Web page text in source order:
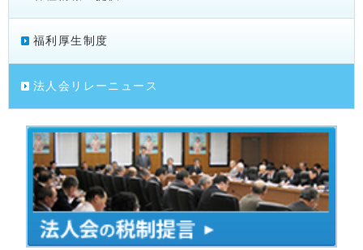
福利厚生制度
法人会リレーニュース